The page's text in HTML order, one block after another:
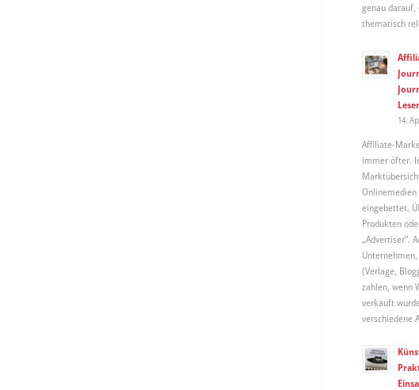
genau darauf,
thematisch
14.
Affiliate-
immer öfter.
eingebettet.
Produkten
„Advertiser“.
(Verlage,
zahlen, wenn
verkauft
verschiedene